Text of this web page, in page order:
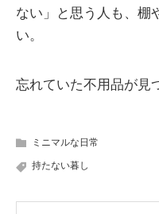
ない」と思う人も、棚
い。
忘れていた不用品が見
ミニマルな日常
持たない暮し